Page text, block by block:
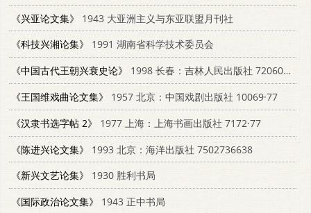
《兴亚论文集》
1943 大亚洲主义与东亚联盟月刊社
《科技兴湘论集》
1991 湖南省科学技术委员会
《中国古代王朝兴衰史论》
1998 长春：吉林人民出版社 7206030564
《王国维戏曲论文集》
1957 北京：中国戏剧出版社 10069·77
《汉隶书选字帖 2》
1977 上海：上海书画出版社 7172·77
《陈进兴论文集》
1993 北京：海洋出版社 7502736638
《新兴文艺论集》
1930 胜利书局
《国际政治论文集》
1943 正中书局